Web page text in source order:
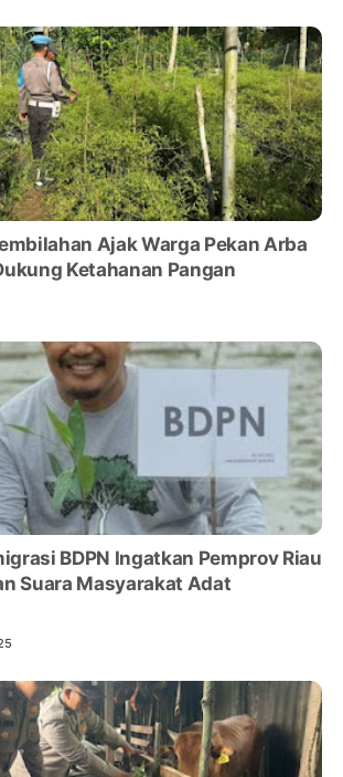
Ajak Warga Pekan Arba
Ketahanan Pangan
BDPN Ingatkan Pemprov Riau
Suara Masyarakat Adat